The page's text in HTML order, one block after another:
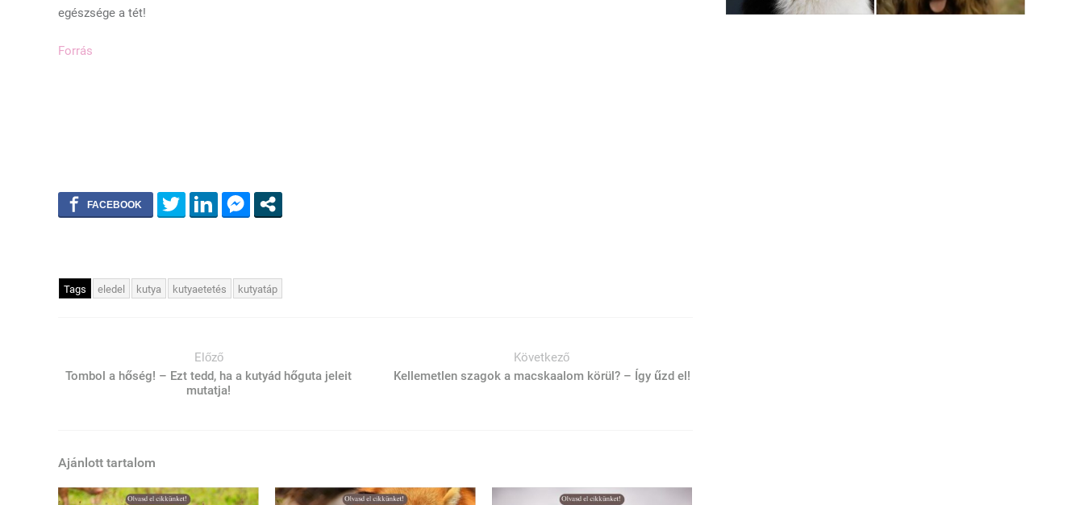
egészsége a tét!
Forrás
Tags eledel kutya kutyaetetés kutyatáp
Előző
Tombol a hőség! – Ezt tedd, ha a kutyád hőguta jeleit
mutatja!
Következő
Kellemetlen szagok a macskaalom körül? – Így űzd el!
Ajánlott tartalom